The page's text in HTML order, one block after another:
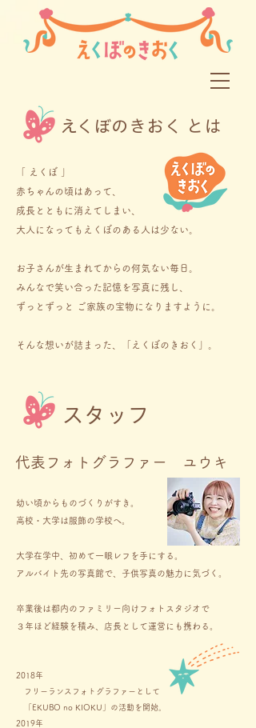
えくぼのきおく とは
​「 えくぼ 」
赤ちゃんの頃はあって、
成長とともに消えてしまい、
大人になってもえくぼのある人は少ない。
お子さんが生まれてからの何気ない毎日。
みんなで笑い合った記憶を写真に残し、
ずっとずっと ご家族の宝物になりますように。
そんな想いが詰まった、「えくぼのきおく」。
スタッフ
代表フォトグラファー ユウキ
幼い頃からものづくりがすき。
高校・大学は服飾の学校へ。
大学在学中、初めて一眼レフを手にする。
アルバイト先の写真館で、 子供写真の魅力に気づく。
卒業後は都内のファミリー向けフォトスタジオで
３年ほど経験を積み、店長として運営にも携わる。
2018年
フリーランスフォトグラファーとして
「EKUBO no KIOKU」の活動を開始。
2019年